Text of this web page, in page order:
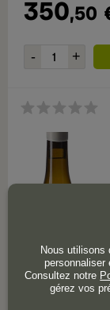
350,50
Nous utilisons
personnaliser
Consultez notre
gérez vos